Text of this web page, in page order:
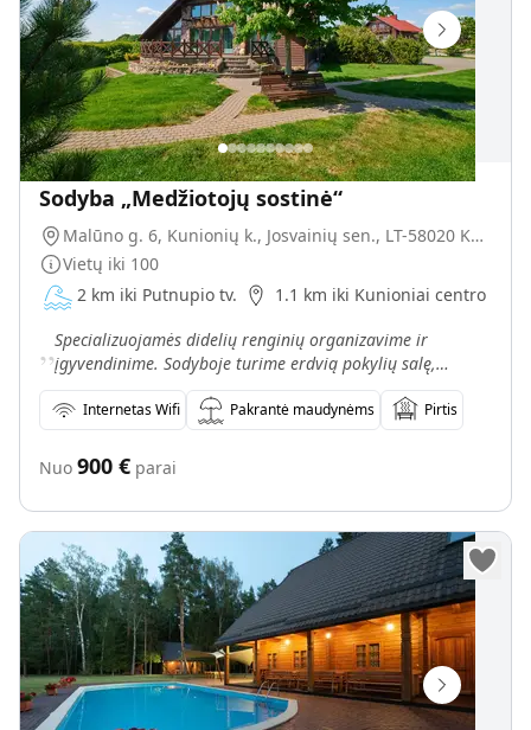
Sodyba „Medžiotojų sostinė“
Malūno g. 6, Kunionių k., Josvainių sen., LT-58020 Kėdainių r.
Vietų iki 100
2 km iki Putnupio tv.
1.1 km iki Kunioniai centro
„Specializuojamės didelių renginių organizavime ir
įgyvendinime. Sodyboje turime erdvią pokylių salę,
kurioje vienu metu gali švęsti ar pranešimo klausytis iki 1
Internetas Wifi Pakrantė maudynėms Pirtis
Nuo 900 € parai